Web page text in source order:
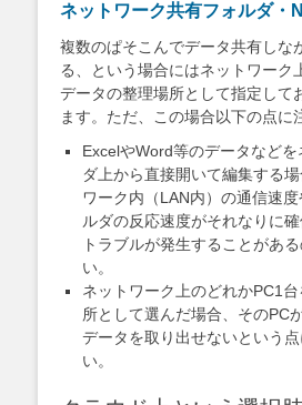
ネットワーク共有フォルダ・
複数のぱそこんでデータ共有しな
る、という場合にはネットワーク
データの整理場所として指定して
ます。ただ、この場合以下の点に
ExcelやWord等のデータなど
ダ上から直接開いて編集する
ワーク内（LAN内）の通信速
ルダの反応速度がそれなりに
トラブルが発生することがあ
い。
ネットワーク上のどれかPC1
所として選んだ場合、そのPC
データを取り出せないという
い。